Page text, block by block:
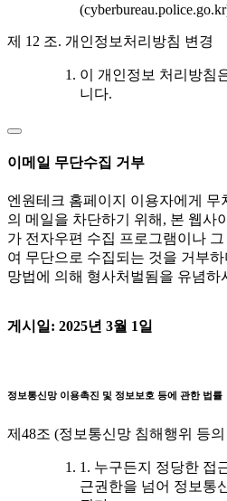
제 12 조. 개인정보처리방침 변경
이 개인정보 처리방침
니다.
이메일 무단수집 거부
엔원테크 홈페이지 이용자에게
의 메일을 차단하기 위해, 본 웹사
가 전자우편 수집 프로그램이나
여 무단으로 수집되는 것을 거부
망법에 의해 형사처벌됨을 유념하
게시일: 2025년 3월 1일
정보통신망 이용촉진 및 정보보호 등에 관한 법률
제48조 (정보통신망 침해행위 등
1. 누구든지 정당한 접
근권한을 넘어 정보통